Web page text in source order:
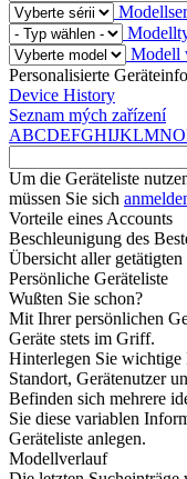
Modell
Personalisierte
Device History
Seznam mých zařízení
ABCDEFGHIJKLMNO
Um die Geräteliste
müssen Sie sich
Vorteile eines Accounts
Beschleunigung des
Übersicht aller getätigten
Persönliche Geräteliste
Wußten Sie schon?
Mit Ihrer persönlichen
Geräte stets im Griff.
Hinterlegen Sie wichtige
Standort, Gerätenutzer
Befinden sich mehrere
Sie diese variablen
Geräteliste anlegen.
Modellverlauf